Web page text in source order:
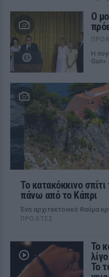
Ο
Η
Gun»
Το κατακόκκινο
πάνω από το Κάπρι
Ένα αρχιτεκτονικό θαύμα
ΠΡΟΧΤΈΣ
Το
Το